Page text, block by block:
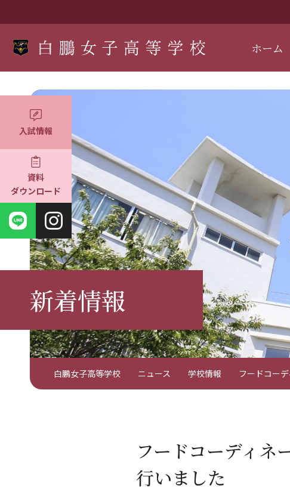
入試情報
資料
ダウンロード
ホーム
新着情報
白鵬女子高等学校 ニュース 学校情報 フードコー
フードコーディ
行いました